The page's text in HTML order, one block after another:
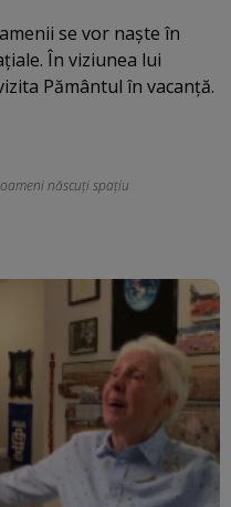
se vor naşte în
În viziunea lui
Pământul în vacanţă.
oameni născuți spațiu